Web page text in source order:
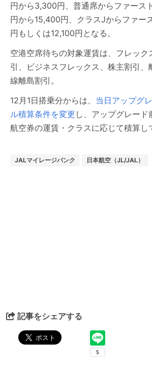
円から3,300円、普通席からファース
円から15,400円、クラスJからファー
円もしくは12,100円となる。
空港空席待ちの対象運賃は、フレック
引、ビジネスフレックス、株主割引、
線離島割引。
12月1日搭乗分からは、 当日アップグ
ル積算条件を変更 し、アップグレード
航空券の運賃・クラスに応じて積算し
JALマイレージバンク 日本航空（JL/JAL）
記事をシェアする